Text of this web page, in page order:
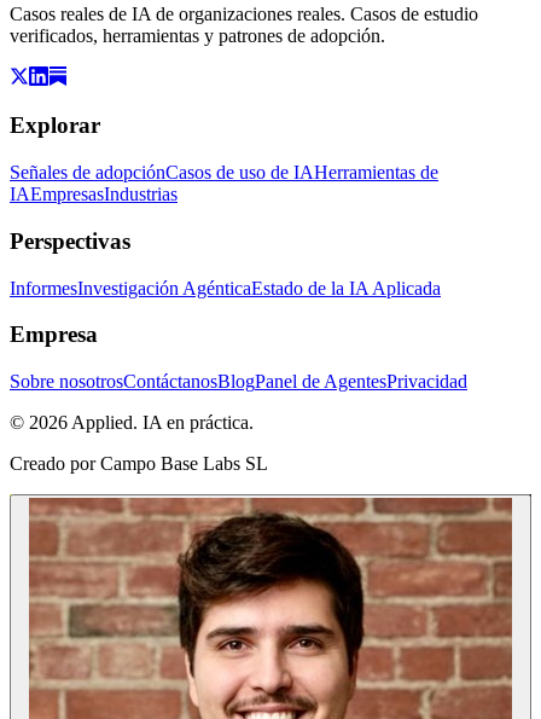
Casos reales de IA de organizaciones reales. Casos de estudio
verificados, herramientas y patrones de adopción.
Explorar
Señales de adopciónCasos de uso de IAHerramientas de
IAEmpresasIndustrias
Perspectivas
InformesInvestigación AgénticaEstado de la IA Aplicada
Empresa
Sobre nosotrosContáctanosBlogPanel de AgentesPrivacidad
© 2026 Applied. IA en práctica.
Creado por Campo Base Labs SL